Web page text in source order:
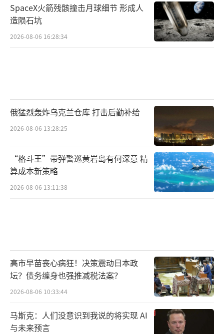
SpaceX火箭残骸撞击月球细节 形成人
造陨石坑
2026-08-06 16:28:34
俄猛烈轰炸乌克兰仓库 打击后勤补给
2026-08-06 13:28:25
“格斗王”带弹警巡黄岩岛有何深意 精
算成本新策略
2026-08-06 13:11:38
高市早苗丧心病狂！决策震动日本政
坛？债务缠身也强推减税法案？
2026-08-06 10:33:44
马斯克：人们没意识到我说的将实现 AI
与未来预言